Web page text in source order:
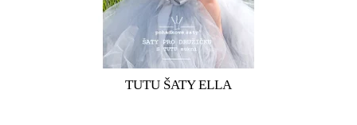
TUTU ŠATY ELLA